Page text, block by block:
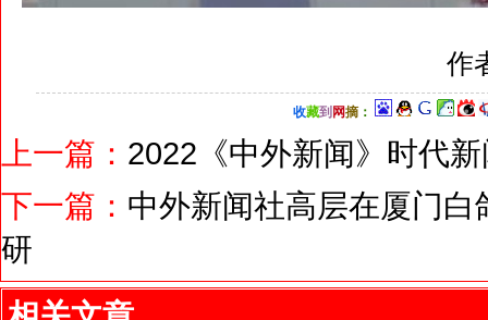
作
收藏到 网摘：
上一篇： 2022《中外新闻》时代
下一篇： 中外新闻社高层在厦门
研